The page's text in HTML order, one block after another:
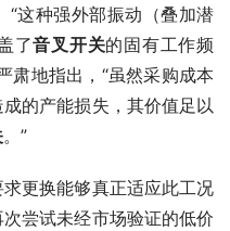
“这种强外部振动（叠加潜
了音叉开关的固有工作频
肃地指出，“虽然采购成本
的产能损失，其价值足以
。”
更换能够真正适应此工况
尝试未经市场验证的低价